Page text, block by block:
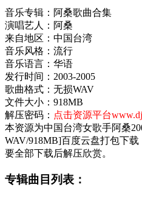
音乐专辑：阿桑歌曲合集
演唱艺人：阿桑
来自地区：中国台湾
音乐风格：流行
音乐语言：华语
发行时间：2003-2005
歌曲格式：无损WAV
文件大小：918MB
解压密码： 点击资源平台
本资源为中国台湾女歌手阿桑
WAV/918MB]百度云盘打包下
要全部下载后解压欣赏。
专辑曲目列表：